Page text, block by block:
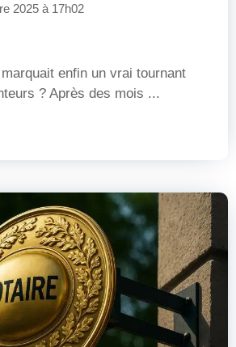
2025 à 17h02
enfin un vrai tournant
? Après des mois ...